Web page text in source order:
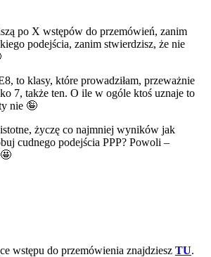
po X wstępów do przemówień, zanim
podejścia, zanim stwierdzisz, że nie
to klasy, które prowadziłam, przeważnie
7, także ten. O ile w ogóle ktoś uznaje to
nie 🤪
życzę co najmniej wyników jak
cudnego podejścia PPP? Powoli –
wstępu do przemówienia znajdziesz TU.